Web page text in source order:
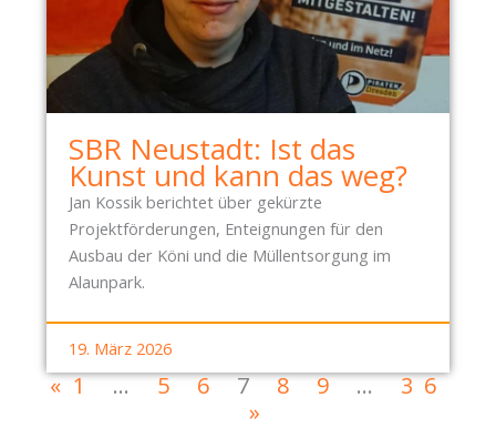
SBR Neustadt: Ist das
Kunst und kann das weg?
Jan Kossik berichtet über gekürzte
Projektförderungen, Enteignungen für den
Ausbau der Köni und die Müllentsorgung im
Alaunpark.
19. März 2026
« 1 … 5 6 7 8 9 … 36
»